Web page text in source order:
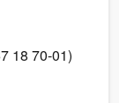
18 70-01)